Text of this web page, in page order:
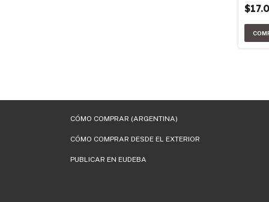
CÓMO COMPRAR (ARGENTINA)
CÓMO COMPRAR DESDE EL EXTERIOR
PUBLICAR EN EUDEBA